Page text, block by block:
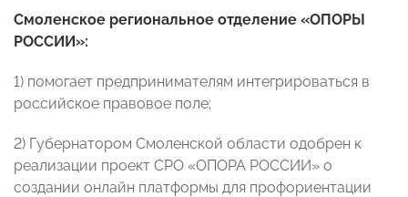
Смоленское региональное отделение «ОПОРЫ
РОССИИ»:
1) помогает предпринимателям интегрироваться в
российское правовое поле;
2) Губернатором Смоленской области одобрен к
реализации проект СРО «ОПОРА РОССИИ» о
создании онлайн платформы для профориентации